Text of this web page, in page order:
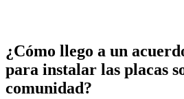
¿Cómo llego a un
para instalar las placas
comunidad?